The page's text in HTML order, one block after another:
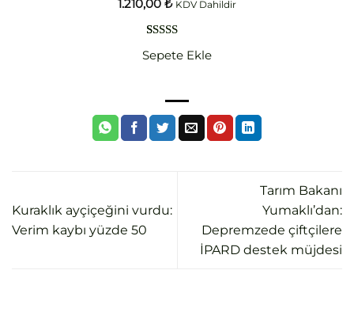
1.210,00 ₺ KDV Dahildir
puanına
5 üzerinden
5.00puan
aldı
Sepete Ekle
Kuraklık ayçiçeğini vurdu:
Verim kaybı yüzde 50
Tarım Bakanı
Yumaklı’dan:
Depremzede çiftçilere
İPARD destek müjdesi